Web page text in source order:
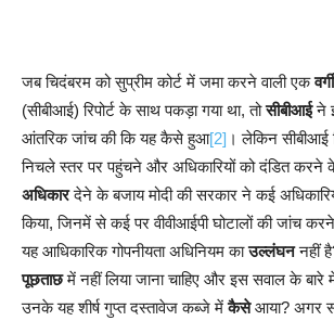
जब चिदंबरम को सुप्रीम कोर्ट में जमा करने वाली एक
(सीबीआई) रिपोर्ट के साथ पकड़ा गया था, तोसीबीआईने
आंतरिक जांच की कि यह कैसे हुआ[2] । लेकिन सीबीआई
निचले स्तर पर पहुंचने और अधिकारियों को दंडित
अधिकारदेने के बजाय मोदी की सरकार ने कई
किया, जिनमें से कई पर वीवीआईपी घोटालों की जांच
यह आधिकारिक गोपनीयता अधिनियम काउल्लंघननहीं
पूछताछमें नहीं लिया जाना चाहिए और इस सवाल के बारे
उनके यह शीर्ष गुप्त दस्तावेज कब्जे मेंकैसेआया? अगर